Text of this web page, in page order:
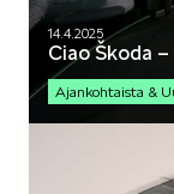
14.4.2025
Ciao Škoda
Ajankohtaista &